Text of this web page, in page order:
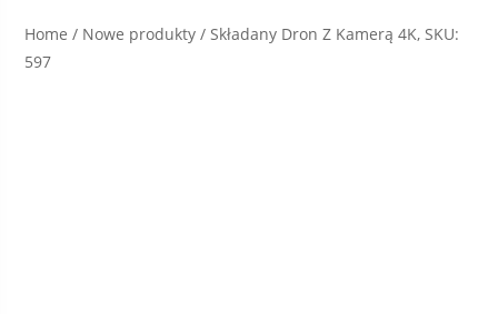
Home / Nowe produkty / Składany Dron Z Kamerą 4K, SKU:
597